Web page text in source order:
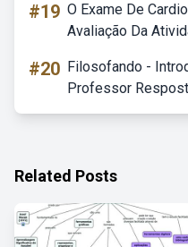
#19 O Exame De
Avaliação Da
#20 Filosofando -
Professor
Related Posts